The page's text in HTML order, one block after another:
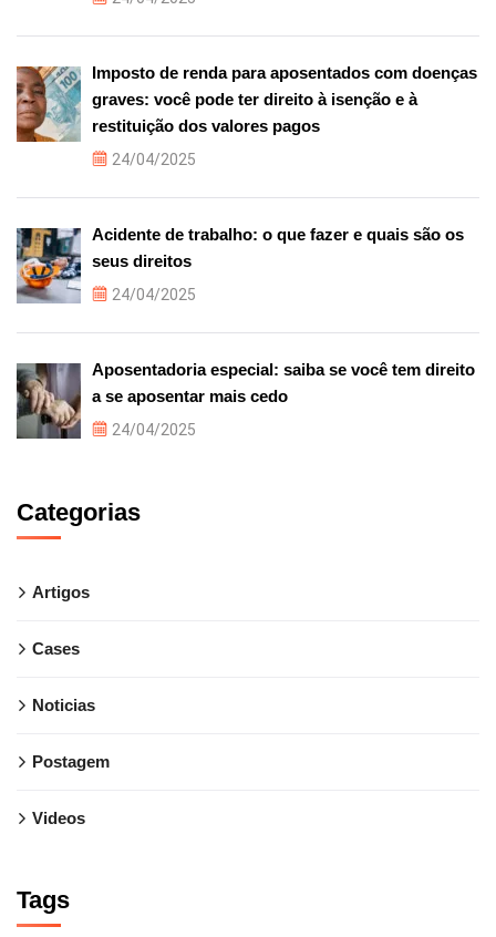
Imposto de renda para aposentados com doenças
graves: você pode ter direito à isenção e à
restituição dos valores pagos
24/04/2025
Acidente de trabalho: o que fazer e quais são os
seus direitos
24/04/2025
Aposentadoria especial: saiba se você tem direito
a se aposentar mais cedo
24/04/2025
Categorias
Artigos
Cases
Noticias
Postagem
Videos
Tags